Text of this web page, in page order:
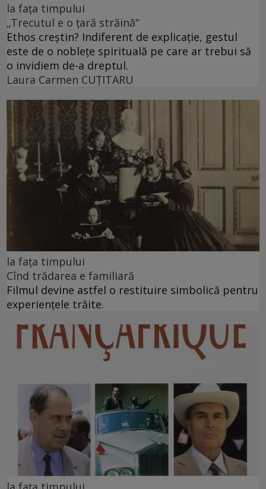
la fața timpului
„Trecutul e o țară străină“
Ethos creștin? Indiferent de explicație, gestul
este de o noblețe spirituală pe care ar trebui să
o invidiem de-a dreptul.
Laura Carmen CUȚITARU
la fața timpului
Cînd trădarea e familiară
Filmul devine astfel o restituire simbolică pentru
experiențele trăite.